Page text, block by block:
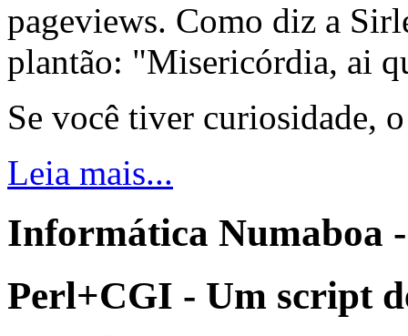
pageviews. Como diz a
plantão: "Misericórdia, ai
Se você tiver curiosidade,
Leia mais...
Informática Numaboa
Perl+CGI - Um script